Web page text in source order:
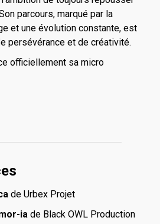
parcours, marqué par la
et une évolution constante, est
persévérance et de créativité.
officiellement sa micro
de Urbex Projet
ia de Black OWL Production